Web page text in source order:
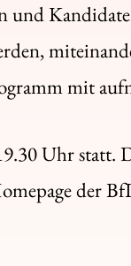
und
mit
Uhr
der